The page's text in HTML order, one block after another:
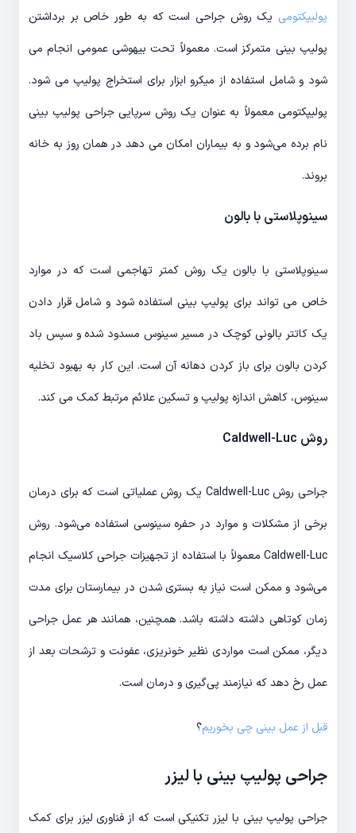
پولیپکتومی یک روش جراحی است که به طور خاص بر برداشتن
پولیپ بینی متمرکز است. معمولاً تحت بیهوشی عمومی انجام می
شود و شامل استفاده از میکرو ابزار برای استخراج پولیپ می شود.
پولیپکتومی معمولاً به عنوان یک روش سرپایی جراحی پولیپ بینی
نام برده می‌شود و به بیماران امکان می دهد در همان روز به خانه
بروند.
سینوپلاستی با بالون
سینوپلاستی با بالون یک روش کمتر تهاجمی است که در موارد
خاص می تواند برای پولیپ بینی استفاده شود و شامل قرار دادن
یک کاتتر بالونی کوچک در مسیر سینوس مسدود شده و سپس باد
کردن بالون برای باز کردن دهانه آن است. این کار به بهبود تخلیه
سینوس، کاهش اندازه پولیپ و تسکین علائم مرتبط کمک می کند.
روش Caldwell-Luc
جراحی روش Caldwell-Luc یک روش عملیاتی است که برای درمان
برخی از مشکلات و موارد در حفره سینوسی استفاده می‌شود. روش
Caldwell-Luc معمولاً با استفاده از تجهیزات جراحی کلاسیک انجام
می‌شود و ممکن است نیاز به بستری شدن در بیمارستان برای مدت
زمان کوتاهی داشته داشته باشد. همچنین، همانند هر عمل جراحی
دیگر، ممکن است مواردی نظیر خونریزی، عفونت و ترشحات بعد از
عمل رخ دهد که نیازمند پی‌گیری و درمان است.
قبل از عمل بینی چی بخوریم؟
جراحی پولیپ بینی با لیزر
جراحی پولیپ بینی با لیزر تکنیکی است که از فناوری لیزر برای کمک